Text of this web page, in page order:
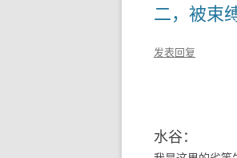
二，被束
发表回复
水谷：